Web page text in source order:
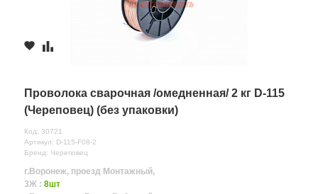
Проволока сварочная /омедненная/ 2 кг D-115
(Череповец) (без упаковки)
Код: 30721
Артикул: D-115-F08-2
Бренд: Череповец
г.Воронеж, проезд Монтажный,
3Ж : 8шт